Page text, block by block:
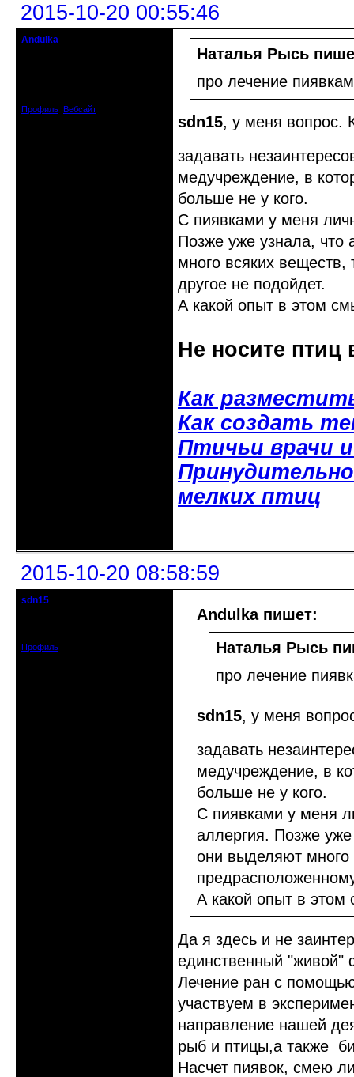
2015-10-20 00:55:46
Andulka
Профиль Вебсайт
Наталья Рысь
про лечение
sdn15, у меня вопрос.
задавать
медучреждение, в
больше не у кого.
С пиявками у меня
Позже уже узнала, что
много всяких веществ,
другое не подойдет.
А какой опыт в этом
Не носите птиц
Как
Как создать
Птичьи врачи
мелких птиц
2015-10-20 08:58:59
sdn15
Профиль
Andulka пишет:
Наталья Рысь
про лечение
sdn15, у меня
задавать
медучреждение, в
больше не у кого.
С пиявками у меня
аллергия. Позже
они выделяют много
А какой опыт в
Да я здесь и не
единственный "живой"
Лечение ран с
участвуем в
направление нашей
рыб и птицы,а также
Насчет пиявок, смею